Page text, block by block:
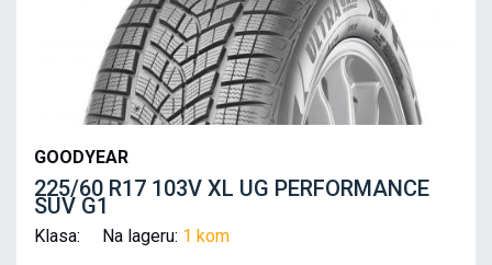
GOODYEAR
225/60 R17 103V XL UG PERFORMANCE
SUV G1
Klasa: Na lageru: 1 kom